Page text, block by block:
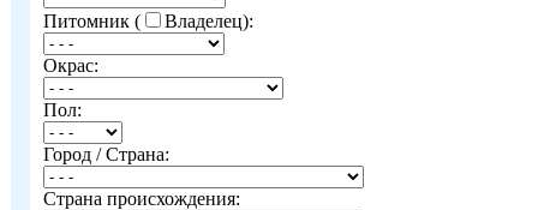
Питомник ( Владелец):
Окрас:
Пол:
Город / Страна:
Страна происхождения: